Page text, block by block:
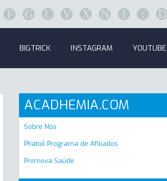
F G L V X N I : D
BIGTRICK INSTAGRAM YOUTUBE
ACADHEMIA.COM
Sobre Nós
Phatoil Programa de Afiliados
Promova Saúde